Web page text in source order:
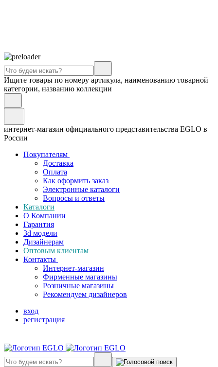
Ищите товары по номеру артикула, наименованию товарной
категории, названию коллекции
интернет-магазин официального представительства EGLO в
России
Покупателям
Доставка
Оплата
Как оформить заказ
Электронные каталоги
Вопросы и ответы
Каталоги
О Компании
Гарантия
3d модели
Дизайнерам
Оптовым клиентам
Контакты
Интернет-магазин
Фирменные магазины
Розничные магазины
Рекомендуем дизайнеров
вход
регистрация